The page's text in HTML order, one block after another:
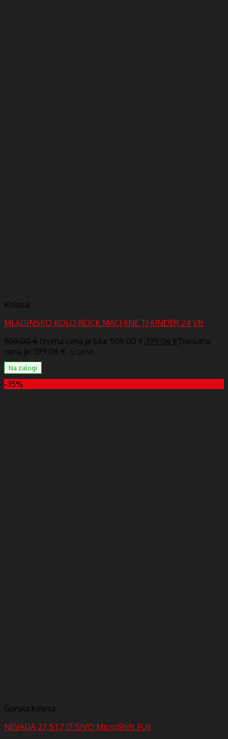
Kolesa
MLADINSKO KOLO ROCK MACHINE THUNDER 24 VB
509,00€ Izvirna cena je bila: 509,00 €.399,06 €Trenutna
cena je: 399,06 €. (z DDV)
Na zalogi
-35%
Gorska kolesa
NEVADA 27,5 1.7 17 SIVO MicroShift FUJI